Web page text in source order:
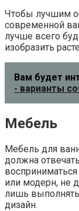
Чтобы лучшим
современной
лучше всего
изобразить
Вам будет
- варианты
Мебель
Мебель для
должна
или модерн, не
лишь
дизайн.